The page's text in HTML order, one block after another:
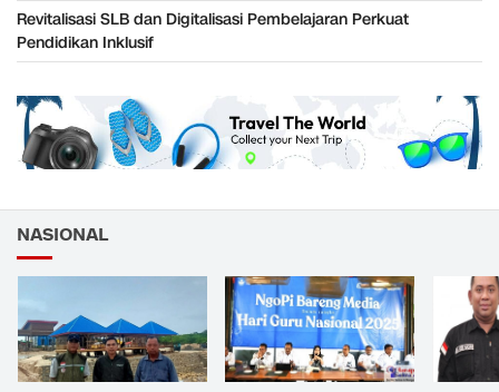
Revitalisasi SLB dan Digitalisasi Pembelajaran Perkuat
Pendidikan Inklusif
NASIONAL